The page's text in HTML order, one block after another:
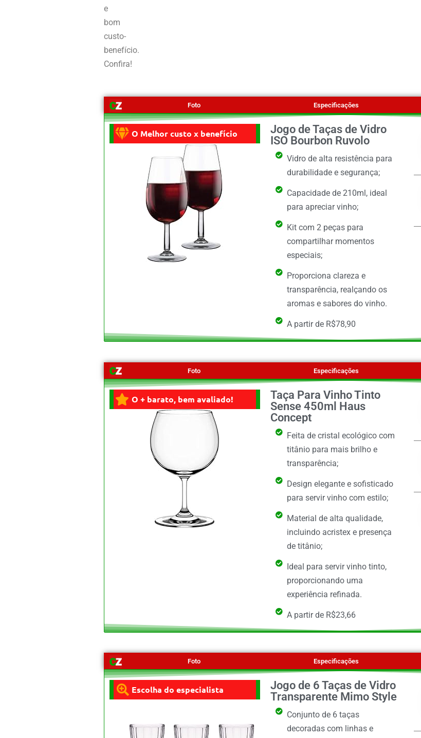
e
bom
custo-
benefício.
Confira!
Foto Especificações
O Melhor custo x benefício
Jogo de Taças de Vidro
ISO Bourbon Ruvolo
Vidro de alta resistência para
durabilidade e segurança;
Capacidade de 210ml, ideal
para apreciar vinho;
Kit com 2 peças para
compartilhar momentos
especiais;
Proporciona clareza e
transparência, realçando os
aromas e sabores do vinho.
A partir de R$78,90
Foto Especificações
O + barato, bem avaliado!
Taça Para Vinho Tinto
Sense 450ml Haus
Concept
Feita de cristal ecológico com
titânio para mais brilho e
transparência;
Design elegante e sofisticado
para servir vinho com estilo;
Material de alta qualidade,
incluindo acristex e presença
de titânio;
Ideal para servir vinho tinto,
proporcionando uma
experiência refinada.
A partir de R$23,66
Foto Especificações
Escolha do especialista
Jogo de 6 Taças de Vidro
Transparente Mimo Style
Conjunto de 6 taças
decoradas com linhas e